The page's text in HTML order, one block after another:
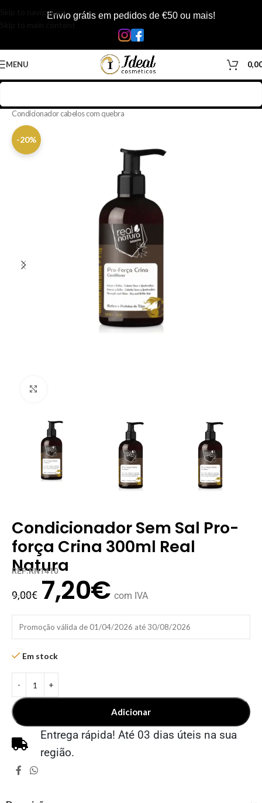
Skip to navigationEnvio grátis em pedidos de €50 ou mais!
MENU
Condicionador cabelos com quebra
-20%
Condicionador Sem Sal Pro-
força Crina 300ml Real
Natura
REF:RN1410
9,00€ 7,20€ com IVA
Promoção válida de 01/04/2026 até 30/08/2026
Em stock
Adicionar
Entrega rápida! Até 03 dias úteis na sua
região.